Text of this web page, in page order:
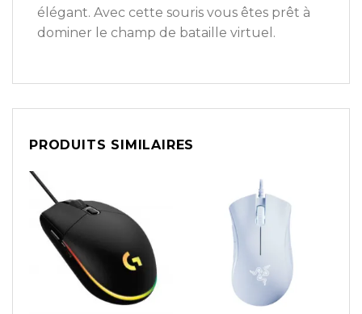
élégant. Avec cette souris vous êtes prêt à
dominer le champ de bataille virtuel.
PRODUITS SIMILAIRES